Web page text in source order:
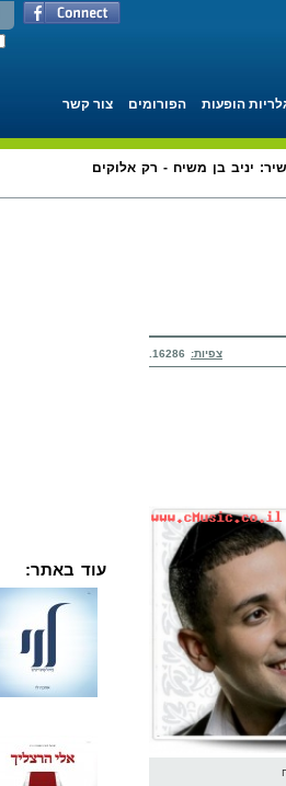
הופעות הפורומים צור קשר
יניב בן משיח - רק אלוקים
צפיות:
עוד באתר: